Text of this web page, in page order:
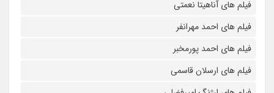
فیلم های آناهیتا نعمتی
فیلم های احمد مهرانفر
فیلم های احمد پورمخبر
فیلم های ارسلان قاسمی